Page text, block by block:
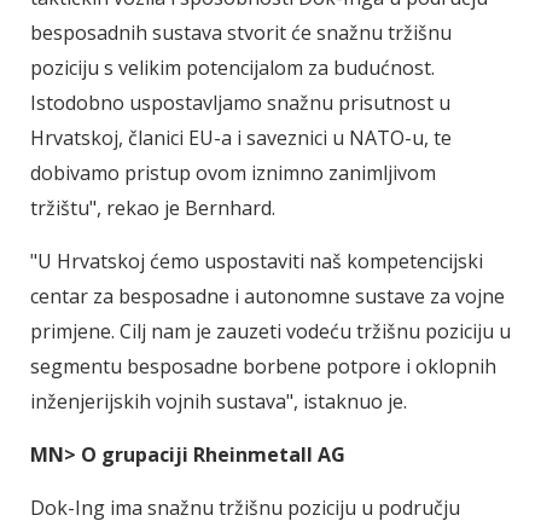
besposadnih sustava stvorit će snažnu tržišnu
poziciju s velikim potencijalom za budućnost.
Istodobno uspostavljamo snažnu prisutnost u
Hrvatskoj, članici EU-a i saveznici u NATO-u, te
dobivamo pristup ovom iznimno zanimljivom
tržištu", rekao je Bernhard.
"U Hrvatskoj ćemo uspostaviti naš kompetencijski
centar za besposadne i autonomne sustave za vojne
primjene. Cilj nam je zauzeti vodeću tržišnu poziciju u
segmentu besposadne borbene potpore i oklopnih
inženjerijskih vojnih sustava", istaknuo je.
MN> O grupaciji Rheinmetall AG
Dok-Ing ima snažnu tržišnu poziciju u području